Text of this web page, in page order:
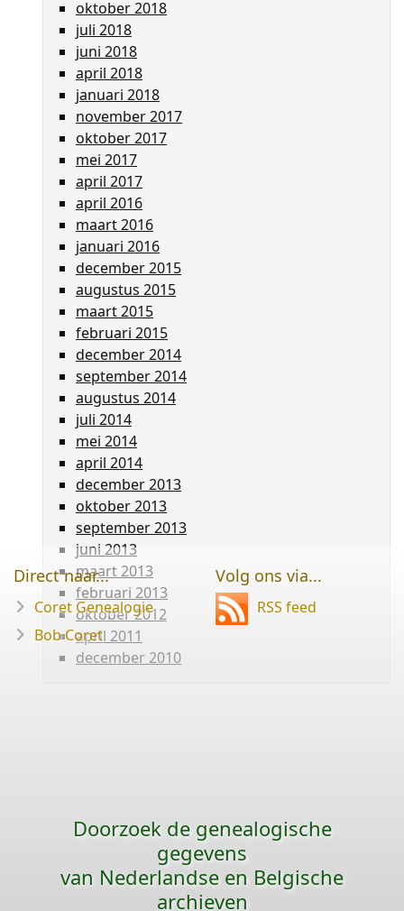
oktober 2018
juli 2018
juni 2018
april 2018
januari 2018
november 2017
oktober 2017
mei 2017
april 2017
april 2016
maart 2016
januari 2016
december 2015
augustus 2015
maart 2015
februari 2015
december 2014
september 2014
augustus 2014
juli 2014
mei 2014
april 2014
december 2013
oktober 2013
september 2013
juni 2013
maart 2013
februari 2013
oktober 2012
april 2011
december 2010
Direct naar...
Coret Genealogie
Bob Coret
Volg ons via...
RSS feed
Doorzoek de genealogische
gegevens
van Nederlandse en Belgische
archieven